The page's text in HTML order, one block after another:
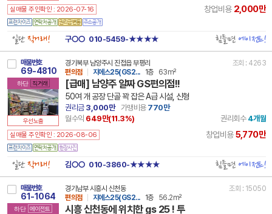
실매물 주인확인 : 2026-07-16 창업비용 2,000만
일단직거래! 구○○ 010-5459-★★★★ 힘들면에이전트!
매물번호
69-4810
하단 직거래
우선노출
경기북부 남양주시 진접읍 부평리
조회 : 4263
편의점
지에스25(GS2... 1층 63m²
[급매] 남양주 알짜 GS편의점!!
50여 개 공장 단골 꽉 잡은 A급 시설, 신형
권리금3,000만 가맹비용770만
월수익 649만(11.3%) 권리회수 4개월
실매물 주인확인 : 2026-08-06 창업비용5,770만
일단직거래! 김○○ 010-3860-★★★★ 힘들면에이전트!
매물번호
61-1064
하단 에이전트
경기남부 시흥시 신천동
조회 : 15050
편의점
지에스25(GS2... 1층 56.2m²
시흥 신천동에 위치한 gs 25 ! 투